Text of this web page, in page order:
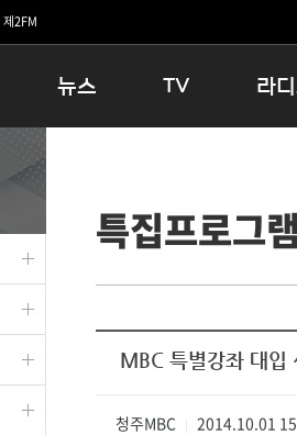
제2FM
뉴스
보은
옥천
TV
인생내컷
테마기행 길
시청자 FLEX
특집프로그램
종영프로그램
라
16:00 완
우리 고
특집프로그
MBC 특별강좌 대입
청주MBC 2014.10.01